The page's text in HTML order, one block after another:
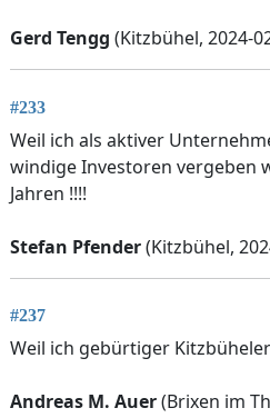
Gerd Tengg (Kitzbühel, 2024-
#233
Weil ich als aktiver
windige Investoren vergeben
Jahren !!!!
Stefan Pfender(Kitzbühel,
#237
Weil ich gebürtiger
Andreas M. Auer(Brixen im